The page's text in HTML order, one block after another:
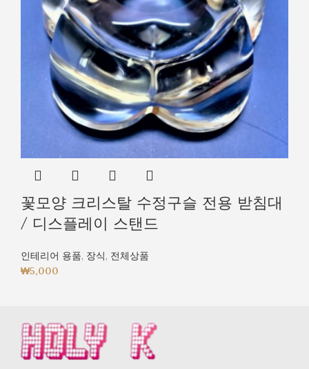
꽃모양 크리스탈 수정구슬 전용 받침대
/ 디스플레이 스탠드
인테리어 용품, 장식, 전체상품
₩5,000